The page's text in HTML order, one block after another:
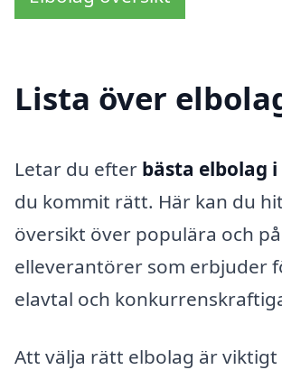
Lista över
Letar du efter bästa elbolag i
du kommit rätt. Här kan du
översikt över populära och
elleverantörer som erbjuder
elavtal och
Att välja rätt elbolag är